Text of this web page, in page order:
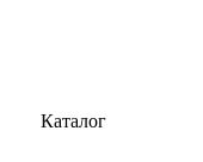
Каталог